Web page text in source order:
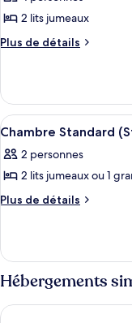
ce
type
de
Chambre,
plusieurs
chambres
(Friends
&
Family)
2 lits jumeaux
Plus de détails
Plus
Chambre,
plusieurs
chambres
&
Family)
Afficher
toutes
les
photos
pour
de
chambre :
Chambre
Standard
5
Chambre Standard
2 personnes
2 lits jumeaux ou 1
Plus de détails
Plus
Chambre
Standard
(Street
View)
Hébergements
The Hoxton, Vienna